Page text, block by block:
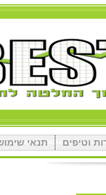
וטיפים תנאי